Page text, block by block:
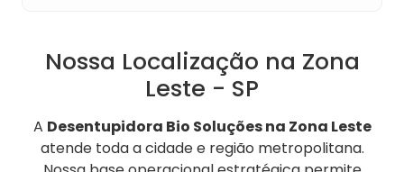
Nossa Localização na Zona
Leste - SP
A Desentupidora Bio Soluções na Zona Leste
atende toda a cidade e região metropolitana.